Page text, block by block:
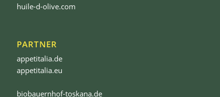
huile-d-olive.com
PARTNER
appetitalia.de
appetitalia.eu
biobauernhof-toskana.de